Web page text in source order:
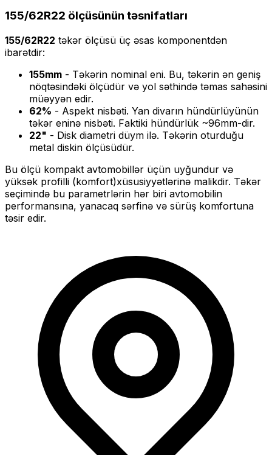
155/62R22 ölçüsünün təsnifatları
155/62R22 təkər ölçüsü üç əsas komponentdən
ibarətdir:
155mm - Təkərin nominal eni. Bu, təkərin ən geniş
nöqtəsindəki ölçüdür və yol səthində təmas sahəsini
müəyyən edir.
62% - Aspekt nisbəti. Yan divarın hündürlüyünün
təkər eninə nisbəti. Faktiki hündürlük ~96mm-dir.
22" - Disk diametri düym ilə. Təkərin oturduğu
metal diskin ölçüsüdür.
Bu ölçü kompakt avtomobillər üçün uyğundur və
yüksək profilli (komfort)xüsusiyyətlərinə malikdir. Təkər
seçimində bu parametrlərin hər biri avtomobilin
performansına, yanacaq sərfinə və sürüş komfortuna
təsir edir.